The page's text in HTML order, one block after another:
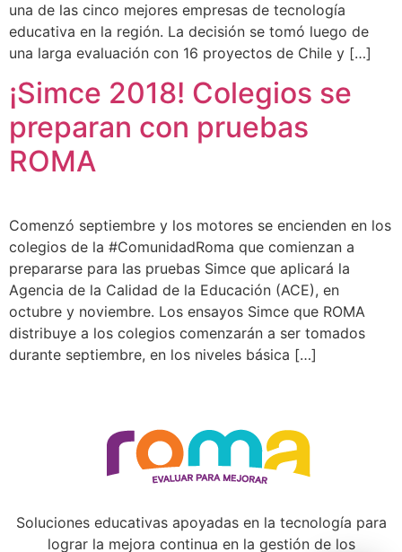
una de las cinco mejores empresas de tecnología
educativa en la región. La decisión se tomó luego de
una larga evaluación con 16 proyectos de Chile y […]
¡Simce 2018! Colegios se
preparan con pruebas
ROMA
Comenzó septiembre y los motores se encienden en los
colegios de la #ComunidadRoma que comienzan a
prepararse para las pruebas Simce que aplicará la
Agencia de la Calidad de la Educación (ACE), en
octubre y noviembre. Los ensayos Simce que ROMA
distribuye a los colegios comenzarán a ser tomados
durante septiembre, en los niveles básica […]
Soluciones educativas apoyadas en la tecnología para
lograr la mejora continua en la gestión de los